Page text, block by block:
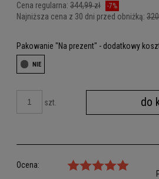
Cena regularna: 344,99 zł -7%
Najniższa cena z 30 dni przed obniżką:
Pakowanie "Na prezent" - dodatkowy
szt. do
Ocena: